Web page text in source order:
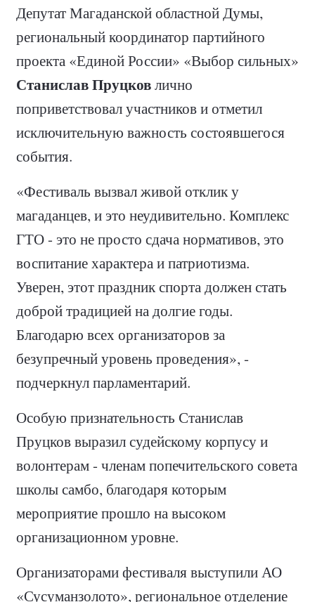
Депутат Магаданской областной Думы,
региональный координатор партийного
проекта «Единой России» «Выбор сильных»
Станислав Пруцковлично
поприветствовал участников и отметил
исключительную важность состоявшегося
события.
«Фестиваль вызвал живой отклик у
магаданцев, и это неудивительно. Комплекс
ГТО - это не просто сдача нормативов, это
воспитание характера и патриотизма.
Уверен, этот праздник спорта должен стать
доброй традицией на долгие годы.
Благодарю всех организаторов за
безупречный уровень проведения», -
подчеркнул парламентарий.
Особую признательность Станислав
Пруцков выразил судейскому корпусу и
волонтерам - членам попечительского совета
школы самбо, благодаря которым
мероприятие прошло на высоком
организационном уровне.
Организаторами фестиваля выступили АО
«Сусуманзолото», региональное отделение